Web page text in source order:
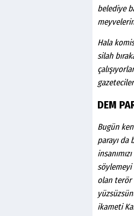
belediye
Hala
silah
DEM
Bugün
parayı da
olan terör
ikameti